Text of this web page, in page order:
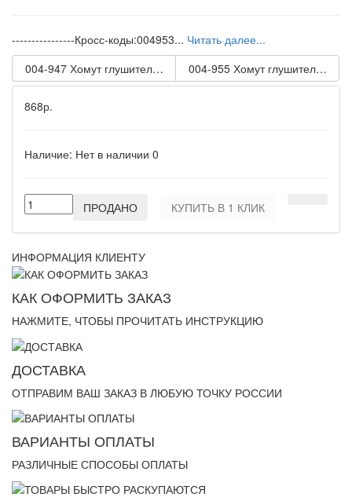
----------------Кросс-коды:004953... Читать далее...
004-947 Хомут глушителя соединитель 45x95мм
004-955 Хомут глушителя
868р.
Наличие: Нет в наличии 0
ПРОДАНО КУПИТЬ В 1 КЛИК
ИНФОРМАЦИЯ КЛИЕНТУ
КАК ОФОРМИТЬ ЗАКАЗ
НАЖМИТЕ, ЧТОБЫ ПРОЧИТАТЬ ИНСТРУКЦИЮ
ДОСТАВКА
ОТПРАВИМ ВАШ ЗАКАЗ В ЛЮБУЮ ТОЧКУ РОССИИ
ВАРИАНТЫ ОПЛАТЫ
РАЗЛИЧНЫЕ СПОСОБЫ ОПЛАТЫ